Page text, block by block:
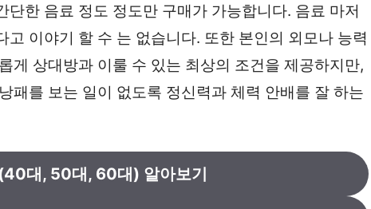
한 음료 정도 정도만 구매가 가능합니다. 음료 마저
이야기 할 수 는 없습니다. 또한 본인의 외모나 능력
게 상대방과 이룰 수 있는 최상의 조건을 제공하지만,
패를 보는 일이 없도록 정신력과 체력 안배를 잘 하는
대, 50대, 60대) 알아보기